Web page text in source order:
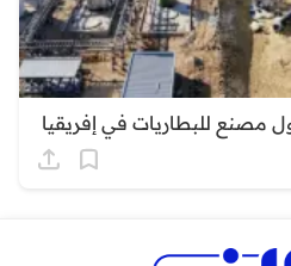
مصنع للبطاريات في إفريقيا